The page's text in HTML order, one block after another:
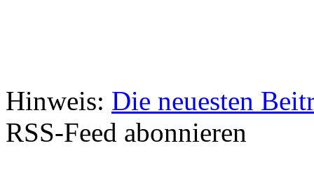
Hinweis: Die neuesten
RSS-Feed abonnieren